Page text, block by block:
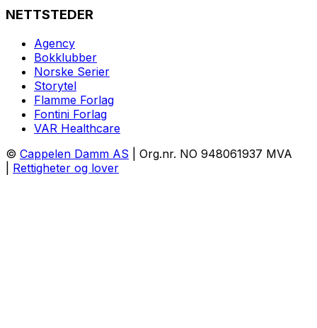
NETTSTEDER
Agency
Bokklubber
Norske Serier
Storytel
Flamme Forlag
Fontini Forlag
VAR Healthcare
© Cappelen Damm AS | Org.nr. NO 948061937 MVA
Rettigheter og lover